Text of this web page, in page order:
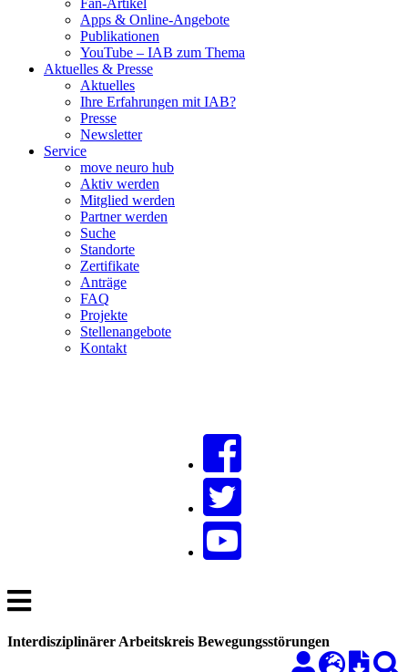
Fan-Artikel
Apps & Online-Angebote
Publikationen
YouTube – IAB zum Thema
Aktuelles & Presse
Aktuelles
Ihre Erfahrungen mit IAB?
Presse
Newsletter
Service
move neuro hub
Aktiv werden
Mitglied werden
Partner werden
Suche
Standorte
Zertifikate
Anträge
FAQ
Projekte
Stellenangebote
Kontakt
Interdisziplinärer Arbeitskreis Bewegungsstörungen